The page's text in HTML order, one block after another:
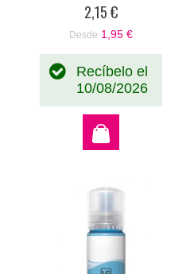
2,15 €
Desde 1,95 €
Recíbelo el
10/08/2026